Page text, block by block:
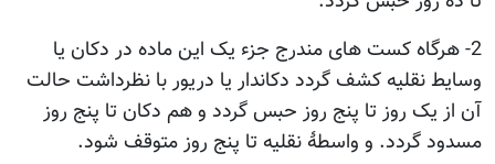
2- هرگاه کست های مندرج جزء یک این ماده در دکان یا
وسایط نقلیه کشف گردد دکاندار یا دریور با نظرداشت حالت
آن از یک روز تا پنج روز حبس گردد و هم دکان تا پنج روز
مسدود گردد. و واسطۀ نقلیه تا پنج روز متوقف شود.